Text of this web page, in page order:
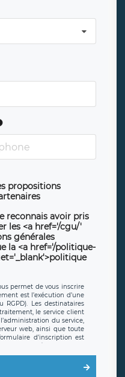
propositions
reconnais avoir pris
les <a href='/cgu/'
générales
la <a href='/politique-
permet de vous inscrire
est l’exécution d’une
RGPD). Les destinataires
le service client
du service,
web, ainsi que toute
d’inscription est
au RGPD. Les
que vous pouvez